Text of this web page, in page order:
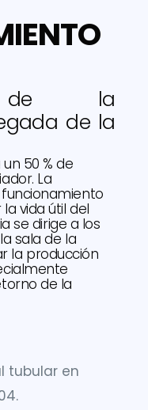
de la
de la
50 % de
La
vida útil del
se dirige a los
sala de la
la producción
de la
tubular en